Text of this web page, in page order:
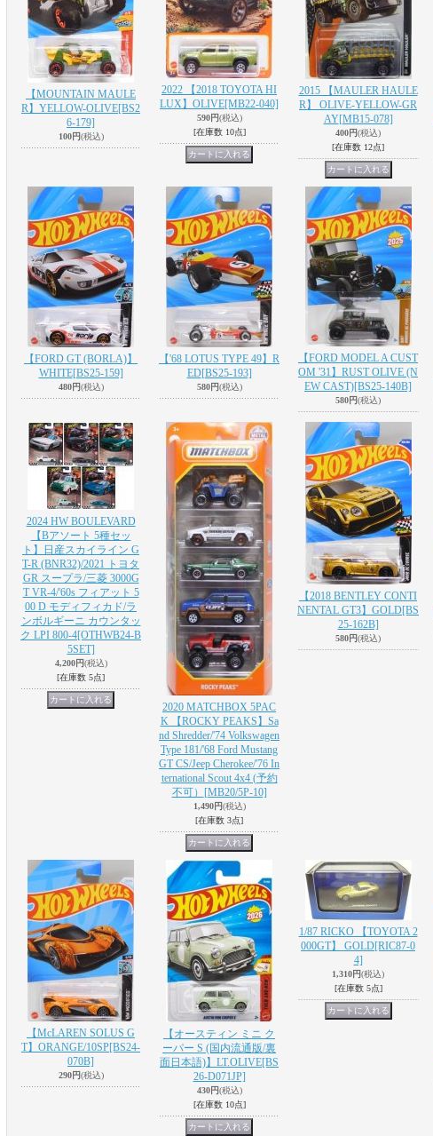
【MOUNTAIN MAULE
R】YELLOW-OLIVE[BS2
6-179]
100円(税込)
2022 【2018 TOYOTA HI
LUX】OLIVE[MB22-040]
590円(税込)
[在庫数 10点]
2015 【MAULER HAULE
R】 OLIVE-YELLOW-GR
AY[MB15-078]
400円(税込)
[在庫数 12点]
【FORD GT (BORLA)】
WHITE[BS25-159]
480円(税込)
【'68 LOTUS TYPE 49】R
ED[BS25-193]
580円(税込)
【FORD MODEL A CUST
OM '31】RUST OLIVE (N
EW CAST)[BS25-140B]
580円(税込)
2024 HW BOULEVARD
【Bアソート 5種セッ
ト】日産スカイライン G
T-R (BNR32)/2021 トヨタ
GR スープラ/三菱 3000G
T VR-4/'60s フィアット 5
00 D モディフィカド/ラ
ンボルギーニ カウンタッ
ク LPI 800-4[OTHWB24-B
5SET]
4,200円(税込)
[在庫数 5点]
2020 MATCHBOX 5PAC
K 【ROCKY PEAKS】Sa
nd Shredder/'74 Volkswagen
Type 181/'68 Ford Mustang
GT CS/Jeep Cherokee/'76 In
ternational Scout 4x4 (予約
不可） [MB20/5P-10]
1,490円(税込)
[在庫数 3点]
【2018 BENTLEY CONTI
NENTAL GT3】GOLD[BS
25-162B]
580円(税込)
【McLAREN SOLUS G
T】ORANGE/10SP[BS24-
070B]
290円(税込)
【オースティン ミニ ク
ーパー S (国内流通版/裏
面日本語)】LT.OLIVE[BS
26-D071JP]
430円(税込)
[在庫数 10点]
1/87 RICKO 【TOYOTA 2
000GT】 GOLD[RIC87-0
4]
1,310円(税込)
[在庫数 5点]